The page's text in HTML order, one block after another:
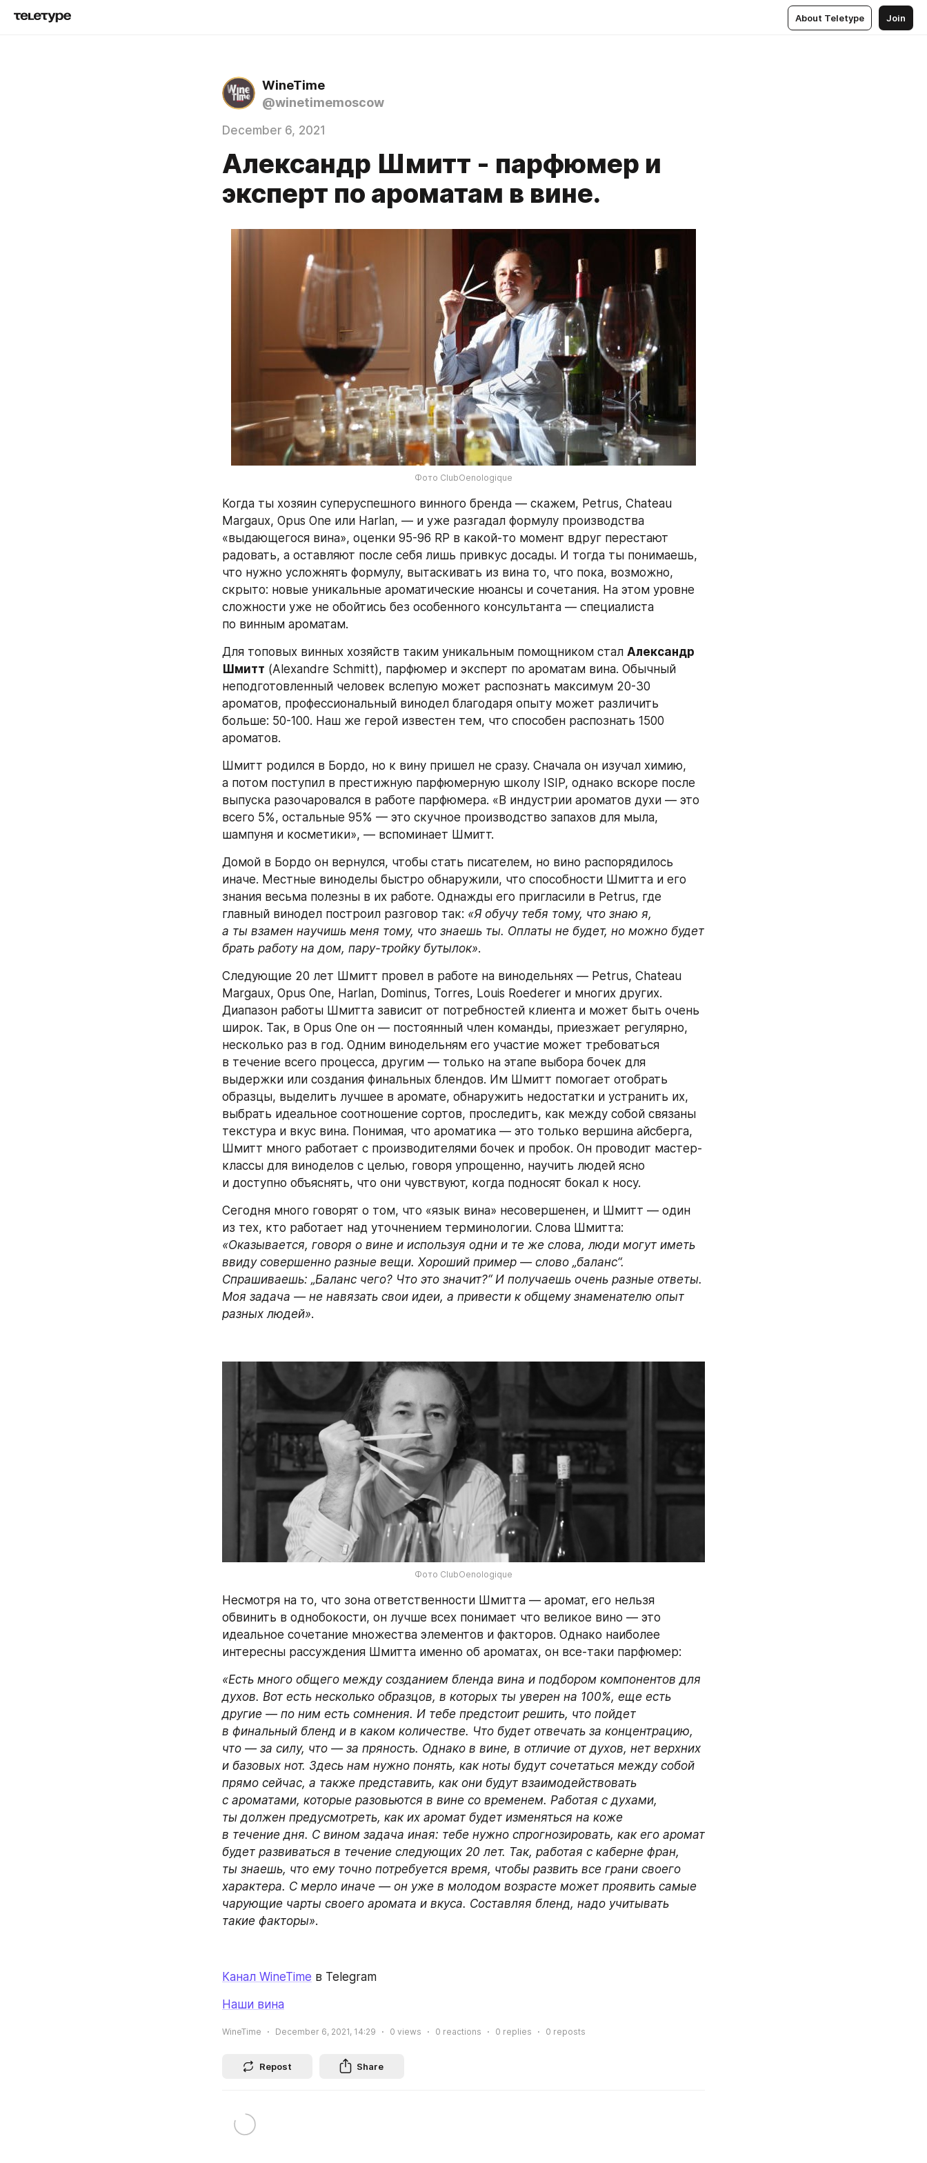
About Teletype Join
WineTime
@winetimemoscow
December 6, 2021
Александр Шмитт - парфюмер и
эксперт по ароматам в вине.
Фото ClubOenologique
Когда ты хозяин суперуспешного винного бренда — скажем, Petrus, Chateau
Margaux, Opus One или Harlan, — и уже разгадал формулу производства
«выдающегося вина», оценки 95-96 RP в какой-то момент вдруг перестают
радовать, а оставляют после себя лишь привкус досады. И тогда ты понимаешь,
что нужно усложнять формулу, вытаскивать из вина то, что пока, возможно,
скрыто: новые уникальные ароматические нюансы и сочетания. На этом уровне
сложности уже не обойтись без особенного консультанта — специалиста
по винным ароматам.
Для топовых винных хозяйств таким уникальным помощником стал Александр
Шмитт (Alexandre Schmitt), парфюмер и эксперт по ароматам вина. Обычный
неподготовленный человек вслепую может распознать максимум 20-30
ароматов, профессиональный винодел благодаря опыту может различить
больше: 50-100. Наш же герой известен тем, что способен распознать 1500
ароматов.
Шмитт родился в Бордо, но к вину пришел не сразу. Сначала он изучал химию,
а потом поступил в престижную парфюмерную школу ISIP, однако вскоре после
выпуска разочаровался в работе парфюмера. «В индустрии ароматов духи — это
всего 5%, остальные 95% — это скучное производство запахов для мыла,
шампуня и косметики», — вспоминает Шмитт.
Домой в Бордо он вернулся, чтобы стать писателем, но вино распорядилось
иначе. Местные виноделы быстро обнаружили, что способности Шмитта и его
знания весьма полезны в их работе. Однажды его пригласили в Petrus, где
главный винодел построил разговор так: «Я обучу тебя тому, что знаю я,
а ты взамен научишь меня тому, что знаешь ты. Оплаты не будет, но можно будет
брать работу на дом, пару-тройку бутылок».
Следующие 20 лет Шмитт провел в работе на винодельнях — Petrus, Chateau
Margaux, Opus One, Harlan, Dominus, Torres, Louis Roederer и многих других.
Диапазон работы Шмитта зависит от потребностей клиента и может быть очень
широк. Так, в Opus One он — постоянный член команды, приезжает регулярно,
несколько раз в год. Одним винодельням его участие может требоваться
в течение всего процесса, другим — только на этапе выбора бочек для
выдержки или создания финальных блендов. Им Шмитт помогает отобрать
образцы, выделить лучшее в аромате, обнаружить недостатки и устранить их,
выбрать идеальное соотношение сортов, проследить, как между собой связаны
текстура и вкус вина. Понимая, что ароматика — это только вершина айсберга,
Шмитт много работает с производителями бочек и пробок. Он проводит мастер-
классы для виноделов с целью, говоря упрощенно, научить людей ясно
и доступно объяснять, что они чувствуют, когда подносят бокал к носу.
Сегодня много говорят о том, что «язык вина» несовершенен, и Шмитт — один
«Оказывается, говоря о вине и используя одни и те же слова, люди могут иметь
ввиду совершенно разные вещи. Хороший пример — слово „баланс“.
Спрашиваешь: „Баланс чего? Что это значит?“ И получаешь очень разные ответы.
Моя задача — не навязать свои идеи, а привести к общему знаменателю опыт
разных людей».
Фото ClubOenologique
Несмотря на то, что зона ответственности Шмитта — аромат, его нельзя
обвинить в однобокости, он лучше всех понимает что великое вино — это
идеальное сочетание множества элементов и факторов. Однако наиболее
интересны рассуждения Шмитта именно об ароматах, он все-таки парфюмер:
«Есть много общего между созданием бленда вина и подбором компонентов для
духов. Вот есть несколько образцов, в которых ты уверен на 100%, еще есть
другие — по ним есть сомнения. И тебе предстоит решить, что пойдет
в финальный бленд и в каком количестве. Что будет отвечать за концентрацию,
что — за силу, что — за пряность. Однако в вине, в отличие от духов, нет верхних
и базовых нот. Здесь нам нужно понять, как ноты будут сочетаться между собой
прямо сейчас, а также представить, как они будут взаимодействовать
с ароматами, которые разовьются в вине со временем. Работая с духами,
ты должен предусмотреть, как их аромат будет изменяться на коже
в течение дня. С вином задача иная: тебе нужно спрогнозировать, как его аромат
будет развиваться в течение следующих 20 лет. Так, работая с каберне фран,
ты знаешь, что ему точно потребуется время, чтобы развить все грани своего
характера. С мерло иначе — он уже в молодом возрасте может проявить самые
чарующие чарты своего аромата и вкуса. Составляя бленд, надо учитывать
такие факторы».
Канал WineTime в Telegram
Наши вина
WineTime December 6, 2021, 14:29 0 views 0 reactions 0 replies 0 reposts
Repost Share